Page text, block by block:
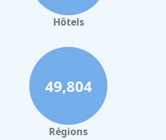
Hôtels
49,804
Régions